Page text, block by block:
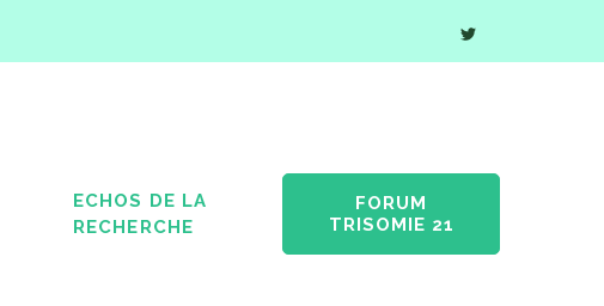
ECHOS DE LA
RECHERCHE
FORUM
TRISOMIE 21